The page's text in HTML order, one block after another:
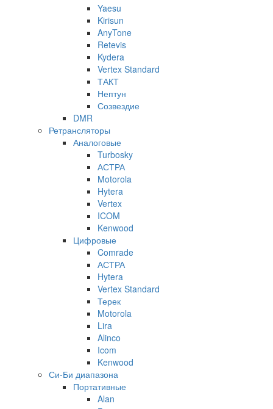
Yaesu
Kirisun
AnyTone
Retevis
Kydera
Vertex Standard
ТАКТ
Нептун
Созвездие
DMR
Ретрансляторы
Аналоговые
Turbosky
АСТРА
Motorola
Hytera
Vertex
ICOM
Kenwood
Цифровые
Comrade
АСТРА
Hytera
Vertex Standard
Терек
Motorola
Lira
Alinco
Icom
Kenwood
Си-Би диапазона
Портативные
Alan